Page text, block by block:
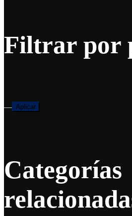
Filtrar por
— Aplicar
Categorías